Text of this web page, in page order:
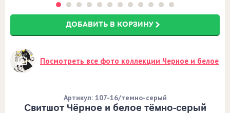
ДОБАВИТЬ В КОРЗИНУ
Посмотреть все фото коллекции Черное и белое
Свитшот Чёрное и белое тёмно-серый
Артикул: 107-16/темно-серый